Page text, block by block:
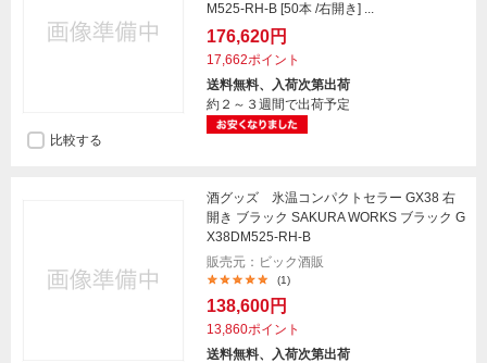
M525-RH-B [50本 /右開き] ...
176,620円
17,662ポイント
送料無料、入荷次第出荷
約２～３週間で出荷予定
比較する
酒グッズ 氷温コンパクトセラー GX38 右
開き ブラック SAKURA WORKS ブラック G
X38DM525-RH-B
販売元：ビック酒販
(1)
138,600円
13,860ポイント
送料無料、入荷次第出荷